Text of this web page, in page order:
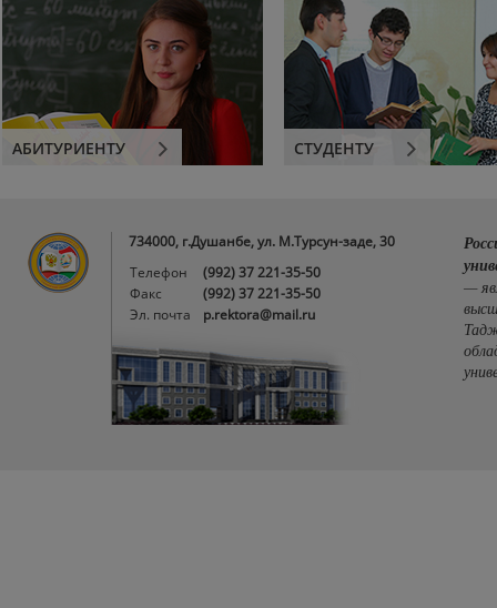
АБИТУРИЕНТУ СТУДЕНТУ
734000, г.Душанбе, ул. М.Турсун-заде, 30
Телефон
(992) 37 221-35-50
Факс
(992) 37 221-35-50
Эл. почта
p.rektora@mail.ru
—